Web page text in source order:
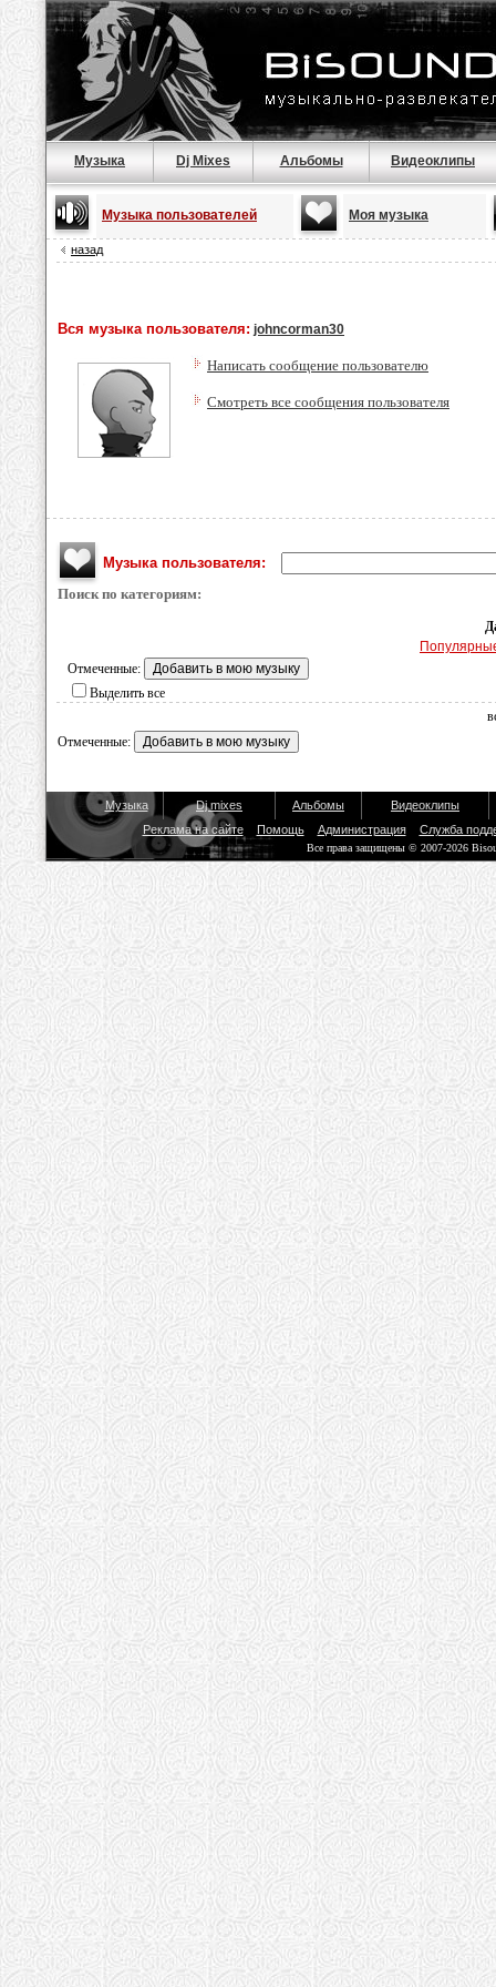
Музыка Dj Mixes Альбомы Видеоклипы
Музыка пользователей Моя музыка
назад
Вся музыка пользователя: johncorman30
Написать сообщение пользователю
Смотреть все сообщения пользователя
Музыка пользователя:
Поиск по категориям:
Отмеченные:
Выделить все
Отмеченные:
Музыка Dj mixes Альбомы
Видеоклипы
Реклама на сайте
Помощь Администрация Служба
Все права защищены © 2007-2026